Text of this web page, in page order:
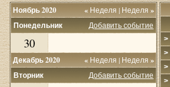
« Неделя | Неделя»
Ноябрь 2020
Добавить событие
Понедельник
30
« Неделя | Неделя»
Декабрь 2020
Добавить событие
Вторник
>
>
>
>